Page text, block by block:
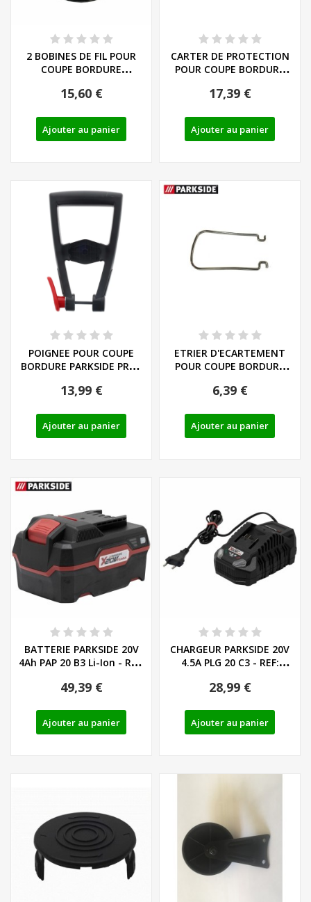
2 BOBINES DE FIL POUR
COUPE BORDURE
15,60 €
Ajouter au panier
CARTER DE PROTECTION
POUR COUPE BORDURE
17,39 €
Ajouter au panier
POIGNEE POUR COUPE
BORDURE PARKSIDE PRTA
13,99 €
Ajouter au panier
ETRIER D'ECARTEMENT
POUR COUPE BORDURE
6,39 €
Ajouter au panier
BATTERIE PARKSIDE 20V
4Ah PAP 20 B3 Li-Ion - REF:
49,39 €
Ajouter au panier
CHARGEUR PARKSIDE 20V
4.5A PLG 20 C3 - REF:
28,99 €
Ajouter au panier